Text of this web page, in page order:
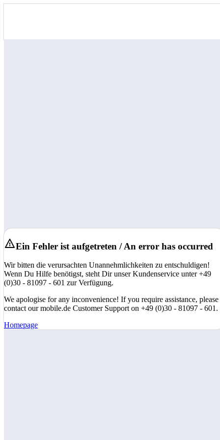
Ein Fehler ist aufgetreten / An error has occurred
Wir bitten die verursachten Unannehmlichkeiten zu entschuldigen!
Wenn Du Hilfe benötigst, steht Dir unser Kundenservice unter +49
(0)30 - 81097 - 601 zur Verfügung.
We apologise for any inconvenience! If you require assistance, please
contact our mobile.de Customer Support on +49 (0)30 - 81097 - 601.
Homepage